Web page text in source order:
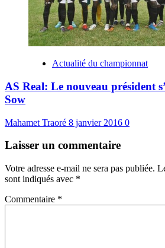
Actualité du championnat
AS Real: Le nouveau président
Sow
Mahamet Traoré 8 janvier 2016 0
Laisser un commentaire
Votre adresse e-mail ne sera pas publiée.
sont indiqués avec *
Commentaire *